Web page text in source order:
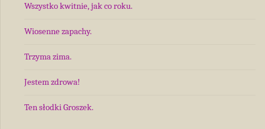
Wszystko kwitnie, jak co roku.
Wiosenne zapachy.
Trzyma zima.
Jestem zdrowa!
Ten słodki Groszek.